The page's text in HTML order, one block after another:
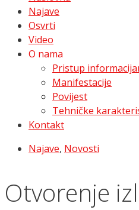
Najave
Osvrti
Video
O nama
Pristup
Manifestacije
Povijest
Tehničke
Kontakt
Najave, Novosti
Otvorenje